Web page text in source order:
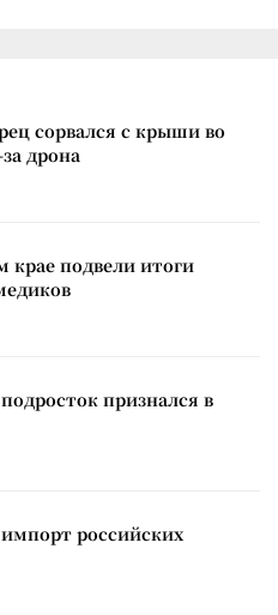
сорвался с крыши во
дрона
крае подвели итоги
признался в
российских